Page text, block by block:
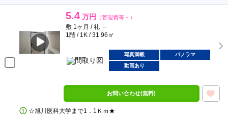
5.4 万円 （管理費等－）
敷 1ヶ月 / 礼 －
1階 / 1K / 31.96㎡
写真満載
パノラマ
動画あり
お問い合わせ(無料)
☆旭川医科大学まで1．1Ｋｍ★